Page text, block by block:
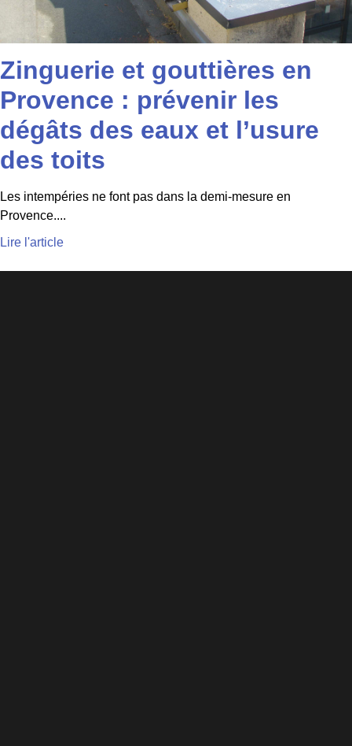
Zinguerie et gouttières en
Provence : prévenir les
dégâts des eaux et l’usure
des toits
Les intempéries ne font pas dans la demi-mesure en
Provence....
Lire l'article